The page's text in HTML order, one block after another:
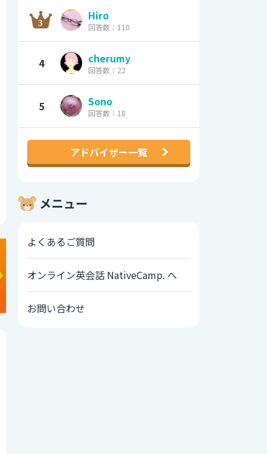
Hiro
回答数：110
4 cherumy
回答数：22
5 Sono
回答数：18
アドバイザー一覧
メニュー
よくあるご質問
オンライン英会話 NativeCamp. へ
お問い合わせ